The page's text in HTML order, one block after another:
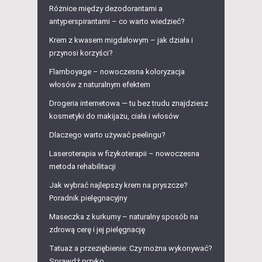
Różnice między dezodorantami a
antyperspirantami – co warto wiedzieć?
Krem z kwasem migdałowym – jak działa i
przynosi korzyści?
Flamboyage – nowoczesna koloryzacja
włosów z naturalnym efektem
Drogeria internetowa — tu bez trudu znajdziesz
kosmetyki do makijażu, ciała i włosów
Dlaczego warto używać peelingu?
Laseroterapia w fizykoterapii – nowoczesna
metoda rehabilitacji
Jak wybrać najlepszy krem na pryszcze?
Poradnik pielęgnacyjny
Maseczka z kurkumy – naturalny sposób na
zdrową cerę i jej pielęgnację
Tatuaż a przeziębienie: Czy można wykonywać?